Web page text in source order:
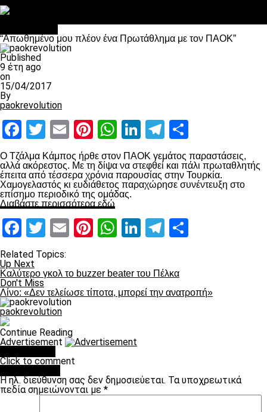
“Απωθημένο μου πλέον ένα Πρωτάθλημα με τον ΠΑΟΚ”
Published
9 έτη ago
on
15/04/2017
By
paokrevolution
Facebook
Twitter
EmailPinterest
WhatsApp
LinkedIn
Telegram
Ο Τζάλμα Κάμπος ήρθε στον ΠΑΟΚ γεμάτος παραστάσεις,
αλλά ακόρεστος. Με τη δίψα να στεφθεί και πάλι πρωταθλητής
έπειτα από τέσσερα χρόνια παρουσίας στην Τουρκία.
Χαμογελαστός κι ευδιάθετος παραχώρησε συνέντευξη στο
επίσημο περιοδικό της ομάδας.
Διαβάστε περισσότερα εδώ
Facebook
Twitter
EmailPinterest
WhatsApp
LinkedIn
Telegram
Related Topics:
Up Next
Καλύτερο γκολ το buzzer beater του Πέλκα
Don't Miss
Λίνο: «Δεν τελείωσε τίποτα, μπορεί την ανατροπή»
paokrevolution
Continue Reading
Advertisement
Click to comment
Η ηλ. διεύθυνση σας δεν δημοσιεύεται. Τα υποχρεωτικά
πεδία σημειώνονται με *